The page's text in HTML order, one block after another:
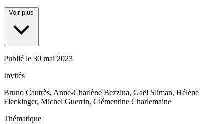
Voir plus
Publié le 30 mai 2023
Invités
Bruno Cautrès, Anne-Charlène Bezzina, Gaël Sliman, Hélène
Fleckinger, Michel Guerrin, Clémentine Charlemaine
Thématique